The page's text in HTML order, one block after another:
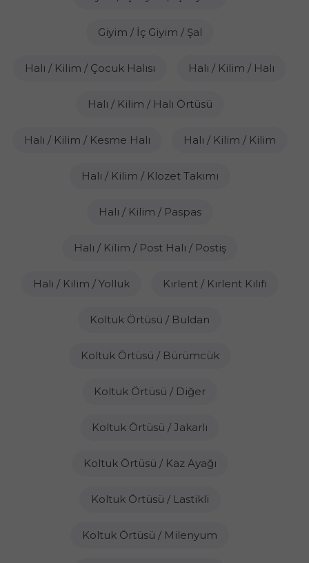
Giyim / İç Giyim / Şal
Halı / Kilim / Çocuk Halısı Halı / Kilim / Halı
Halı / Kilim / Halı Örtüsü
Halı / Kilim / Kesme Halı Halı / Kilim / Kilim
Halı / Kilim / Klozet Takımı
Halı / Kilim / Paspas
Halı / Kilim / Post Halı / Postiş
Halı / Kilim / Yolluk Kırlent / Kırlent Kılıfı
Koltuk Örtüsü / Buldan
Koltuk Örtüsü / Bürümcük
Koltuk Örtüsü / Diğer
Koltuk Örtüsü / Jakarlı
Koltuk Örtüsü / Kaz Ayağı
Koltuk Örtüsü / Lastikli
Koltuk Örtüsü / Milenyum